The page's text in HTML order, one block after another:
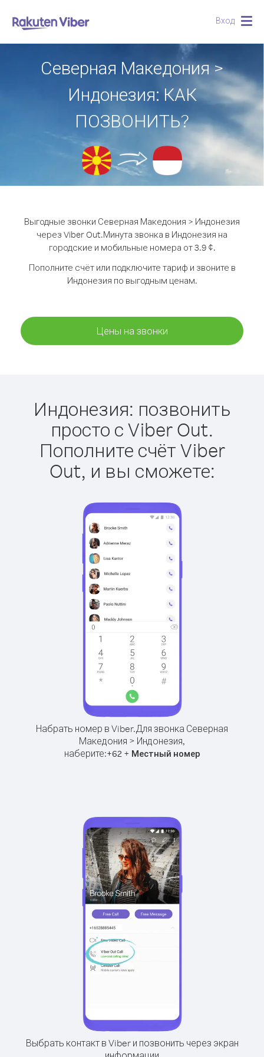
Вход
Северная Македония >
Индонезия: КАК
ПОЗВОНИТЬ?
Выгодные звонки Северная Македония > Индонезия
через Viber Out.Минута звонка в Индонезия на
городские и мобильные номера от 3.9 ¢.
Пополните счёт или подключите тариф и звоните в
Индонезия по выгодным ценам.
Цены на звонки
Индонезия: позвонить
просто с Viber Out.
Пополните счёт Viber
Out, и вы сможете:
Набрать номер в Viber.Для звонка Северная
Македония > Индонезия,
наберите:+62+ Местный номер
Выбрать контакт в Viber и позвонить через экран